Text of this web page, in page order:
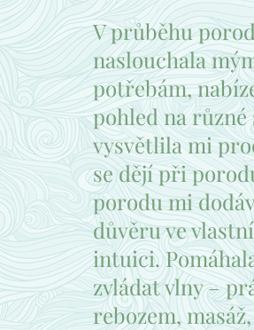
V průběhu
naslouchala
potřebám,
pohled na různé
vysvětlila mi
se dějí při
porodu mi
důvěru ve
intuici.
zvládat vlny –
rebozem,